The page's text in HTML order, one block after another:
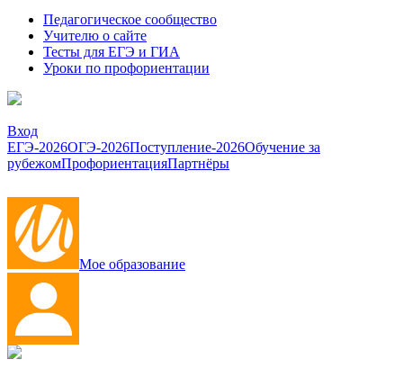
Педагогическое сообщество
Учителю о сайте
Тесты для ЕГЭ и ГИА
Уроки по профориентации
Вход
ЕГЭ-2026ОГЭ-2026Поступление-2026Обучение за
рубежомПрофориентацияПартнёры
Мое образование